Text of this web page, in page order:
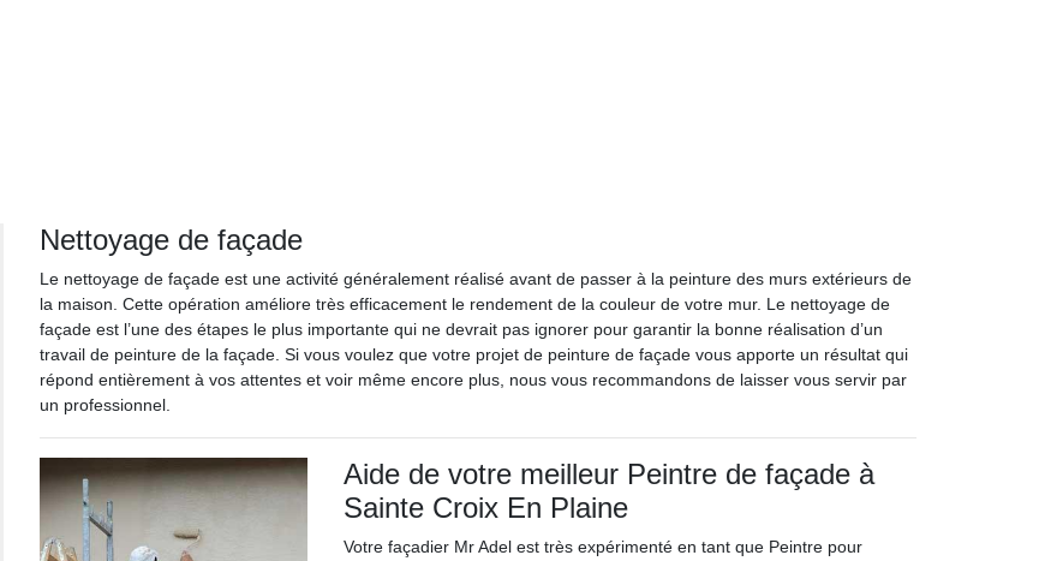
Nettoyage de façade
Le nettoyage de façade est une activité généralement réalisé avant de passer à la peinture des murs extérieurs de
la maison. Cette opération améliore très efficacement le rendement de la couleur de votre mur. Le nettoyage de
façade est l’une des étapes le plus importante qui ne devrait pas ignorer pour garantir la bonne réalisation d’un
travail de peinture de la façade. Si vous voulez que votre projet de peinture de façade vous apporte un résultat qui
répond entièrement à vos attentes et voir même encore plus, nous vous recommandons de laisser vous servir par
un professionnel.
Aide de votre meilleur Peintre de façade à
Sainte Croix En Plaine
Votre façadier Mr Adel est très expérimenté en tant que Peintre pour